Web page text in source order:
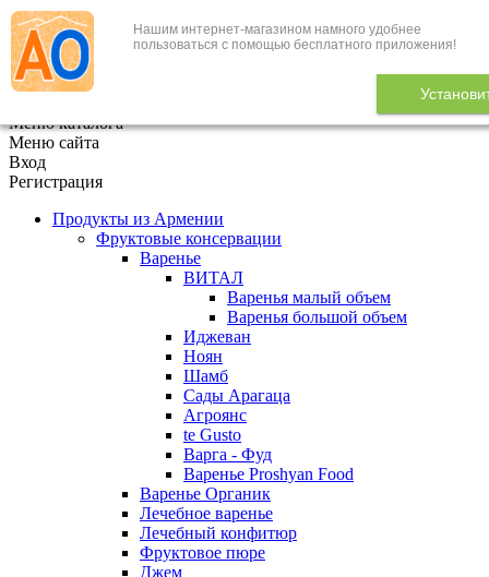
Нашим интернет-магазином намного удобнее
пользоваться с помощью бесплатного приложения!
+7 (495) 646-888-1
В корзине 0
Меню каталога
Меню сайта
Вход
Регистрация
Продукты из Армении
Фруктовые консервации
Варенье
ВИТАЛ
Варенья малый объем
Варенья большой объем
Иджеван
Ноян
Шамб
Сады Арагаца
Агроянс
te Gusto
Варга - Фуд
Варенье Proshyan Food
Варенье Органик
Лечебное варенье
Лечебный конфитюр
Фруктовое пюре
Джем